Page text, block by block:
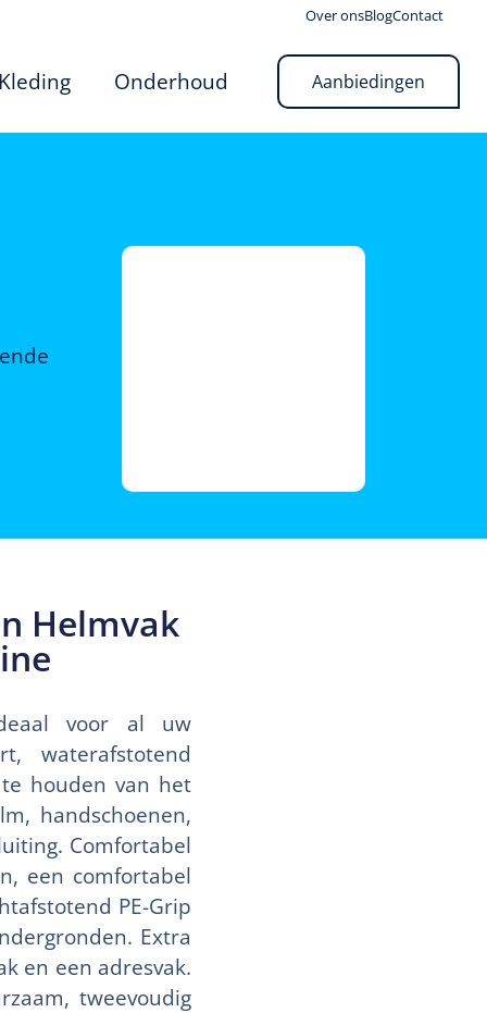
Over onsBlogContact
Kleding Onderhoud Aanbiedingen
Helmvak
voor al uw
waterafstotend
houden van het
handschoenen,
Comfortabel
een comfortabel
PE-Grip
Extra
en een adresvak.
tweevoudig